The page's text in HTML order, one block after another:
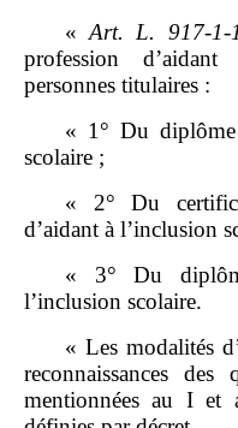
«Art. L. 917‑1‑
profession
personnes titulaires :
« 1° Du diplôme
scolaire ;
« 2° Du
d’aidant à l’inclusion
« 3° Du
l’inclusion scolaire.
« Les modalités
reconnaissances des
mentionnées au I et